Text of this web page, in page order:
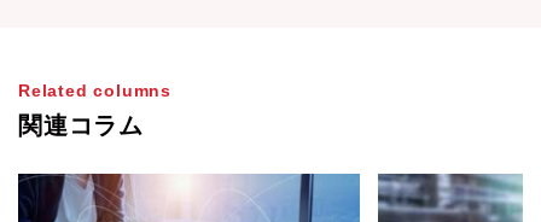
Related columns
関連コラム